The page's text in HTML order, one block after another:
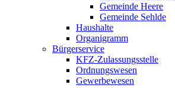
Gemeinde Heere
Gemeinde Sehlde
Haushalte
Organigramm
Bürgerservice
KFZ-Zulassungsstelle
Ordnungswesen
Gewerbewesen